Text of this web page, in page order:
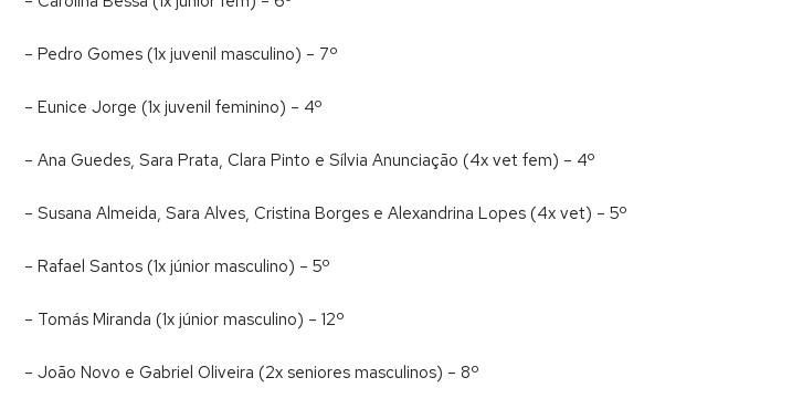
– Pedro Gomes (1x juvenil masculino) – 7º
– Eunice Jorge (1x juvenil feminino) – 4º
– Ana Guedes, Sara Prata, Clara Pinto e Sílvia Anunciação (4x vet fem) – 4º
– Susana Almeida, Sara Alves, Cristina Borges e Alexandrina Lopes (4x vet) – 5º
– Rafael Santos (1x júnior masculino) – 5º
– Tomás Miranda (1x júnior masculino) – 12º
– João Novo e Gabriel Oliveira (2x seniores masculinos) – 8º